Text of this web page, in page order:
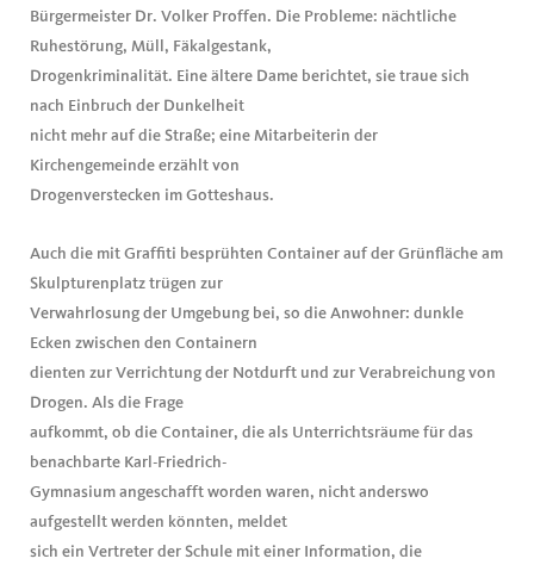
Bürgermeister Dr. Volker Proffen. Die Probleme: nächtliche
Ruhestörung, Müll, Fäkalgestank,
Drogenkriminalität. Eine ältere Dame berichtet, sie traue sich
nach Einbruch der Dunkelheit
nicht mehr auf die Straße; eine Mitarbeiterin der
Kirchengemeinde erzählt von
Drogenverstecken im Gotteshaus.
Auch die mit Graffiti besprühten Container auf der Grünfläche am
Skulpturenplatz trügen zur
Verwahrlosung der Umgebung bei, so die Anwohner: dunkle
Ecken zwischen den Containern
dienten zur Verrichtung der Notdurft und zur Verabreichung von
Drogen. Als die Frage
aufkommt, ob die Container, die als Unterrichtsräume für das
benachbarte Karl-Friedrich-
Gymnasium angeschafft worden waren, nicht anderswo
aufgestellt werden könnten, meldet
sich ein Vertreter der Schule mit einer Information, die